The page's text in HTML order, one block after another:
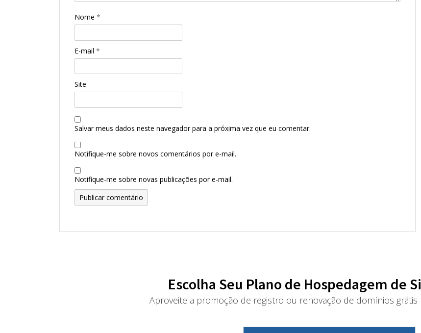
Nome *
E-mail *
Site
Salvar meus dados neste navegador para a próxima vez que eu comentar.
Notifique-me sobre novos comentários por e-mail.
Notifique-me sobre novas publicações por e-mail.
Escolha Seu Plano de Hospedagem de
Aproveite a promoção de registro ou renovação de domínios grátis